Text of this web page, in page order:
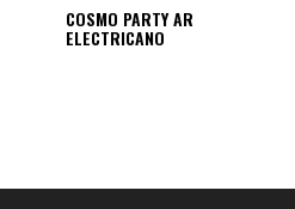
COSMO PARTY AR
ELECTRICANO